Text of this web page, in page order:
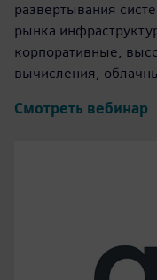
развертывания
рынка
корпоративные,
вычисления,
Смотреть вебинар